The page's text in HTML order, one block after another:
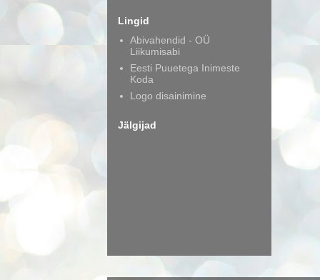
Lingid
Abivahendid - OÜ
Liikumisabi
Eesti Puuetega Inimeste
Koda
Logo disainimine
Jälgijad